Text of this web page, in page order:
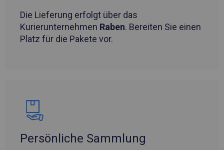
Die Lieferung erfolgt über das
Kurierunternehmen Raben. Bereiten Sie einen
Platz für die Pakete vor.
Persönliche Sammlung